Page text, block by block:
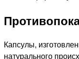
Капсулы,
натурального